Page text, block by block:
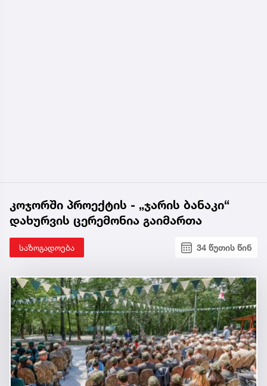
კოჯორში პროექტის - „ჯარის ბანაკი“
დახურვის ცერემონია გაიმართა
საზოგადოება 34 წუთის წინ